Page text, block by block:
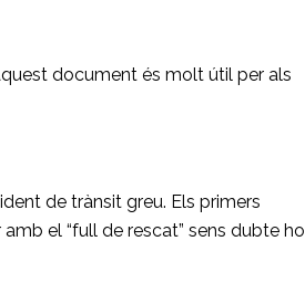
document és molt útil per als
de trànsit greu. Els primers
el “full de rescat” sens dubte ho